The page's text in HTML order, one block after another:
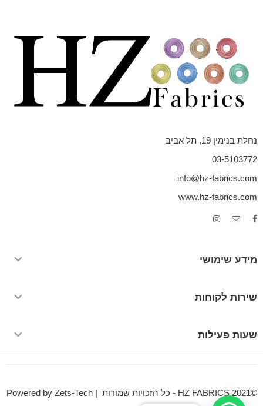
נחלת בנימין 19, תל אביב
03-5103772
info@hz-fabrics.com
www.hz-fabrics.com
מידע שימושי
שירות לקוחות
שעות פעילות
©HZ FABRICS 2021 - כל הזכויות שמורות | Powered by Zets-Tech